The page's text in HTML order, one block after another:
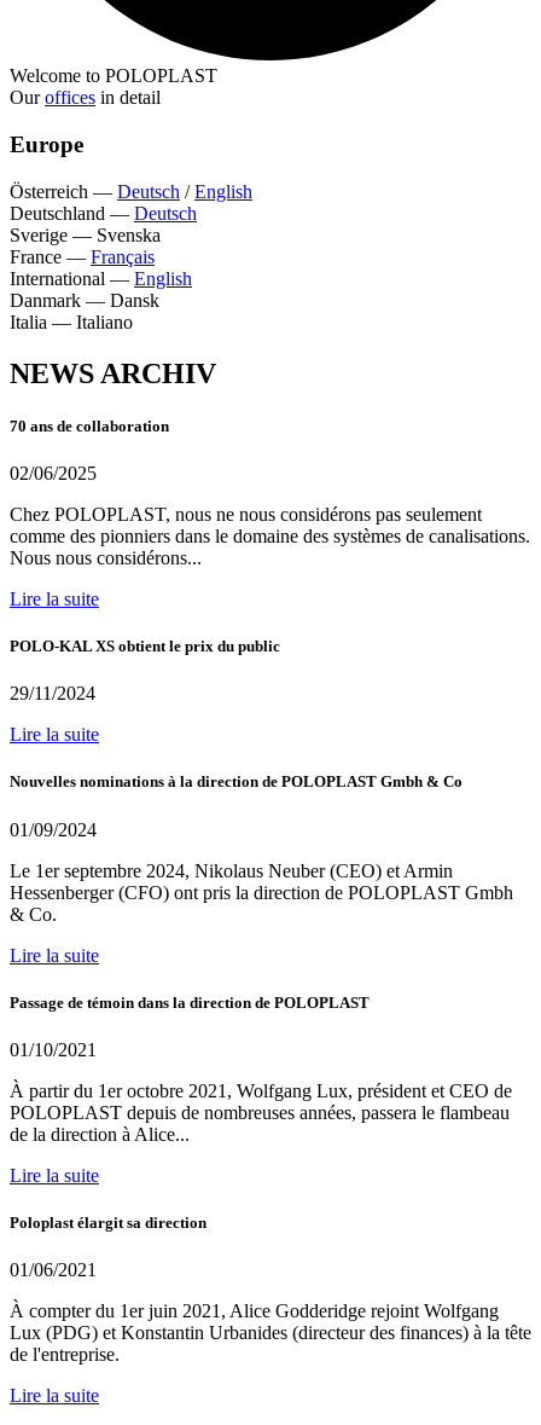
Welcome to POLOPLAST
Ouroffices in detail
Europe
Österreich — Deutsch /English
Deutschland — Deutsch
Sverige — Svenska
France — Français
International — English
Danmark — Dansk
Italia — Italiano
NEWS ARCHIV
70 ans de collaboration
02/06/2025
Chez POLOPLAST, nous ne nous considérons pas seulement
comme des pionniers dans le domaine des systèmes de canalisations.
Nous nous considérons...
Lire la suite
POLO-KAL XS obtient le prix du public
29/11/2024
Lire la suite
Nouvelles nominations à la direction de POLOPLAST Gmbh & Co
01/09/2024
Le 1er septembre 2024, Nikolaus Neuber (CEO) et Armin
Hessenberger (CFO) ont pris la direction de POLOPLAST Gmbh
& Co.
Lire la suite
Passage de témoin dans la direction de POLOPLAST
01/10/2021
À partir du 1er octobre 2021, Wolfgang Lux, président et CEO de
POLOPLAST depuis de nombreuses années, passera le flambeau
de la direction à Alice...
Lire la suite
Poloplast élargit sa direction
01/06/2021
À compter du 1er juin 2021, Alice Godderidge rejoint Wolfgang
Lux (PDG) et Konstantin Urbanides (directeur des finances) à la tête
de l'entreprise.
Lire la suite